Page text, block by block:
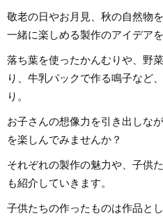
務した後、シンガポールのイ
ーナショナルスクールで音楽
として赴任。音楽教育だけで
く、日本文化や伝承遊び、レ
こない、多くの子供たちと関
てきました。その後、小学館
フリーランスライター、企画
集の仕事を通して楽しい大人
インプットとアウトプットを
に実践に役立つ情報をお届け
もちゃ、お絵描き、伝承あそ
アウトドア、本、工作、クラ
敬老の日やお月見、秋の自然物
一緒に楽しめる製作のアイデア
落ち葉を使ったかんむりや、野
り、牛乳パックで作る鳴子など
り。
お子さんの想像力を引き出しな
を楽しんでみませんか？
それぞれの製作の魅力や、子供
も紹介していきます。
子供たちの作ったものは作品と